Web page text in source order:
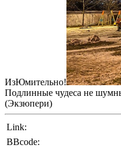
ИзЮмительно!
Подлинные чудеса не
(Экзюпери)
Link:
BBcode: